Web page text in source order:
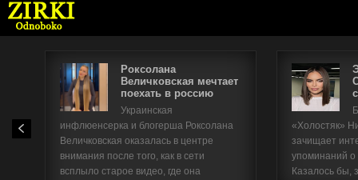
Роксолана
Величковская мечтает
поехать в россию
Украинская
инфлюенсерка и блогерша Роксолана
Величковская оказалась в центре
внимания после того, как в сети
всплыло старое видео, где она
«Холостяк»
зачищает
упоминаний
Казалось бы,
Имя